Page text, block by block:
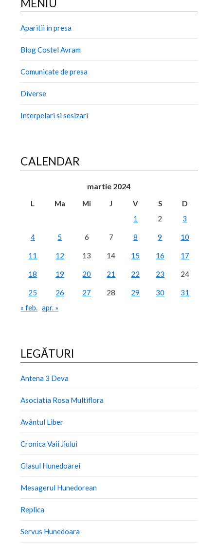
Aparitii in presa
Blog Costel Avram
Comunicate de presa
Diverse
Interpelari si sesizari
CALENDAR
martie 2024
L Ma Mi J V S
D
1
2 3
4 5 6 7 8 9 10
11 12 13 14 15 16 17
18 19 20 21 22 23 24
25 26 27 28 29 30
31
« feb.
apr. »
LEGĂTURI
Antena 3 Deva
Asociatia Rosa Multiflora
Avântul Liber
Cronica Vaii Jiului
Glasul Hunedoarei
Mesagerul Hunedorean
Replica
Servus Hunedoara